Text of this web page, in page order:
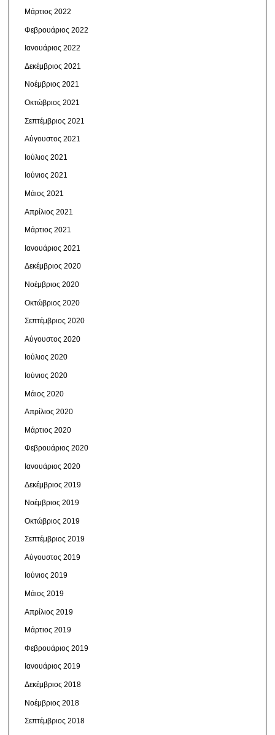
Μάρτιος 2022
Φεβρουάριος 2022
Ιανουάριος 2022
Δεκέμβριος 2021
Νοέμβριος 2021
Οκτώβριος 2021
Σεπτέμβριος 2021
Αύγουστος 2021
Ιούλιος 2021
Ιούνιος 2021
Μάιος 2021
Απρίλιος 2021
Μάρτιος 2021
Ιανουάριος 2021
Δεκέμβριος 2020
Νοέμβριος 2020
Οκτώβριος 2020
Σεπτέμβριος 2020
Αύγουστος 2020
Ιούλιος 2020
Ιούνιος 2020
Μάιος 2020
Απρίλιος 2020
Μάρτιος 2020
Φεβρουάριος 2020
Ιανουάριος 2020
Δεκέμβριος 2019
Νοέμβριος 2019
Οκτώβριος 2019
Σεπτέμβριος 2019
Αύγουστος 2019
Ιούνιος 2019
Μάιος 2019
Απρίλιος 2019
Μάρτιος 2019
Φεβρουάριος 2019
Ιανουάριος 2019
Δεκέμβριος 2018
Νοέμβριος 2018
Σεπτέμβριος 2018